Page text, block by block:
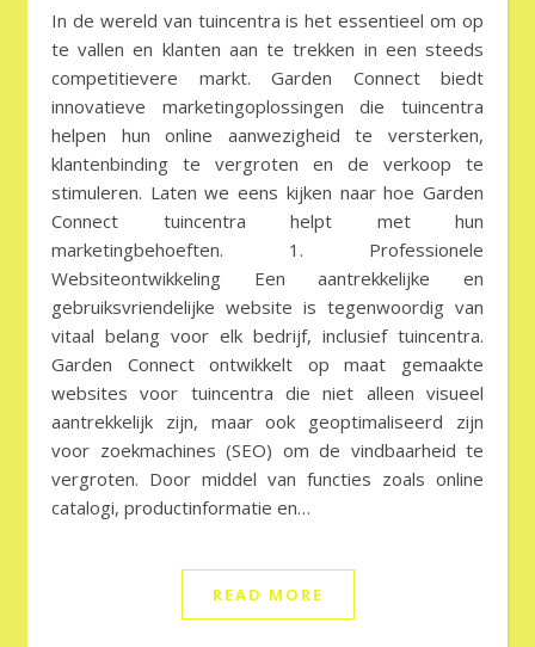
In de wereld van tuincentra is het essentieel om op
te vallen en klanten aan te trekken in een steeds
competitievere markt. Garden Connect biedt
innovatieve marketingoplossingen die tuincentra
helpen hun online aanwezigheid te versterken,
klantenbinding te vergroten en de verkoop te
stimuleren. Laten we eens kijken naar hoe Garden
Connect tuincentra helpt met hun
marketingbehoeften. 1. Professionele
Websiteontwikkeling Een aantrekkelijke en
gebruiksvriendelijke website is tegenwoordig van
vitaal belang voor elk bedrijf, inclusief tuincentra.
Garden Connect ontwikkelt op maat gemaakte
websites voor tuincentra die niet alleen visueel
aantrekkelijk zijn, maar ook geoptimaliseerd zijn
voor zoekmachines (SEO) om de vindbaarheid te
vergroten. Door middel van functies zoals online
catalogi, productinformatie en…
READ MORE